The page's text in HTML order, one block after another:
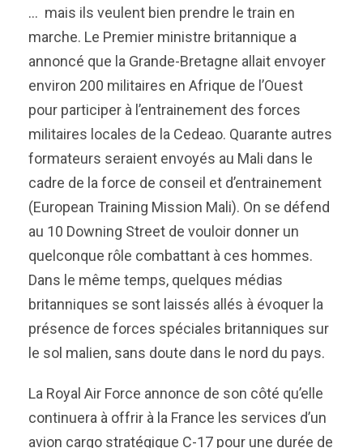
… mais ils veulent bien prendre le train en
marche. Le Premier ministre britannique a
annoncé que la Grande-Bretagne allait envoyer
environ 200 militaires en Afrique de l’Ouest
pour participer à l’entrainement des forces
militaires locales de la Cedeao. Quarante autres
formateurs seraient envoyés au Mali dans le
cadre de la force de conseil et d’entrainement
(European Training Mission Mali). On se défend
au 10 Downing Street de vouloir donner un
quelconque rôle combattant à ces hommes.
Dans le même temps, quelques médias
britanniques se sont laissés allés à évoquer la
présence de forces spéciales britanniques sur
le sol malien, sans doute dans le nord du pays.
La Royal Air Force annonce de son côté qu’elle
continuera à offrir à la France les services d’un
avion cargo stratégique C-17 pour une durée de